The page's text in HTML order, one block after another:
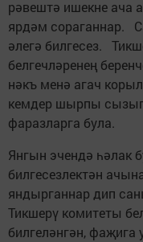
рәвештә ишекне ача
ярдәм сораганнар.
әлегә билгесез.
белгечләренең
нәкъ менә агач
кемдер шырпы
фаразларга була.
Янгын эчендә һәлак
билгесезлектән
яндырганнар дип
Тикшерү комитеты
билгеләнгән,